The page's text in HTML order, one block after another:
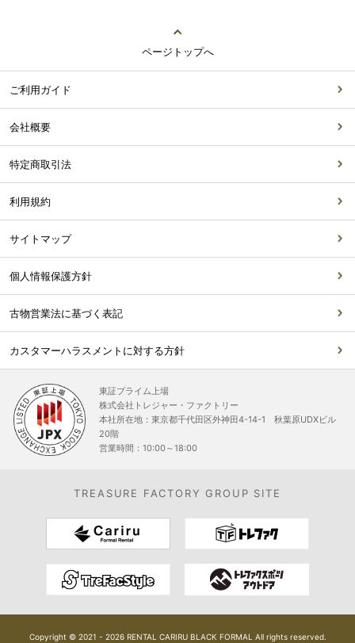
ページトップへ
ご利用ガイド
会社概要
特定商取引法
利用規約
サイトマップ
個人情報保護方針
古物営業法に基づく表記
カスタマーハラスメントに対する方針
東証プライム上場
株式会社トレジャー・ファクトリー
本社所在地：東京都千代田区外神田4-14-1 秋葉原UDXビル
20階
営業時間：10:00～18:00
TREASURE FACTORY GROUP SITE
Copyright © 2021 - 2026 RENTAL CARIRU BLACK FORMAL All rights reserved.